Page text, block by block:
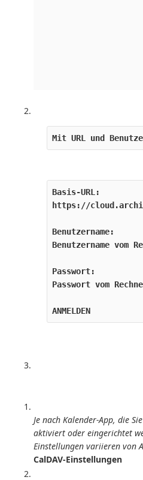
Mit URL und
Basis-URL:
https://
Benutzername:
Benutzername vom
Passwort:
Passwort vom
Je nach Kalender-App, die
aktiviert oder eingerichtet
Einstellungen variieren von
CalDAV-Einstellungen